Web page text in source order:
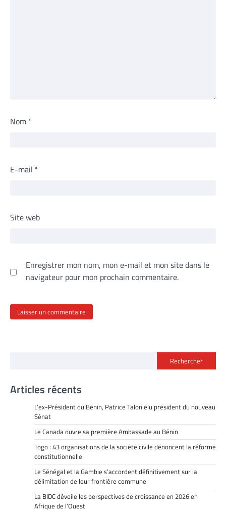
Nom *
E-mail *
Site web
Enregistrer mon nom, mon e-mail et mon site dans le
navigateur pour mon prochain commentaire.
Rechercher
Articles récents
L’ex-Président du Bénin, Patrice Talon élu président du nouveau
Sénat
Le Canada ouvre sa première Ambassade au Bénin
Togo : 43 organisations de la société civile dénoncent la réforme
constitutionnelle
Le Sénégal et la Gambie s’accordent définitivement sur la
délimitation de leur frontière commune
La BIDC dévoile les perspectives de croissance en 2026 en
Afrique de l’Ouest